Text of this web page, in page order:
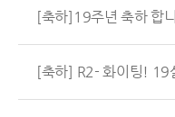
[축하]19주년 축하 합
[축하] R2- 화이팅! 19